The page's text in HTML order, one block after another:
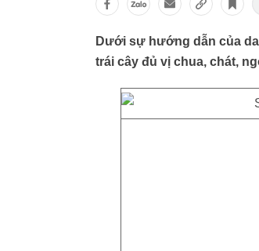
Dưới sự hướng dẫn của
trái cây đủ vị chua, chát,